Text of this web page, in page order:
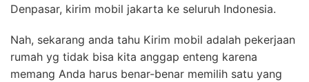
Denpasar, kirim mobil jakarta ke seluruh Indonesia.
Nah, sekarang anda tahu Kirim mobil adalah pekerjaan
rumah yg tidak bisa kita anggap enteng karena
memang Anda harus benar-benar memilih satu yang